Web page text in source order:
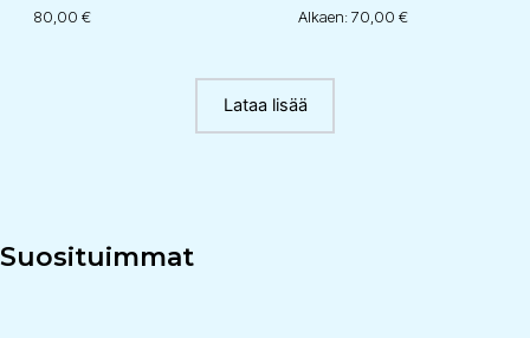
80,00 € Alkaen:70,00 €
Lataa lisää
Suosituimmat